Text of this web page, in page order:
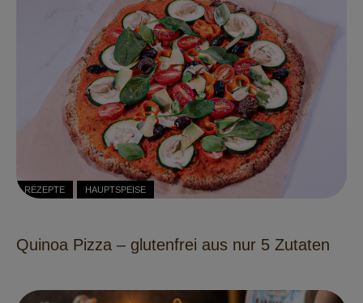
REZEPTE HAUPTSPEISE
Quinoa Pizza – glutenfrei aus nur 5 Zutaten